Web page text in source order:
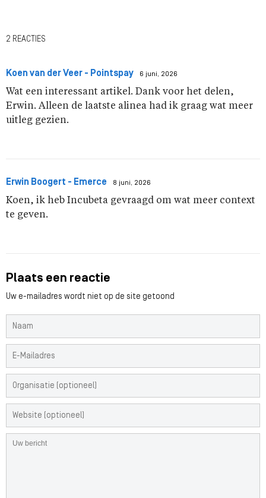
2 REACTIES
Koen van der Veer - Pointspay 6 juni, 2026
Wat een interessant artikel. Dank voor het delen,
Erwin. Alleen de laatste alinea had ik graag wat meer
uitleg gezien.
Erwin Boogert - Emerce 8 juni, 2026
Koen, ik heb Incubeta gevraagd om wat meer context
te geven.
Plaats een reactie
Uw e-mailadres wordt niet op de site getoond